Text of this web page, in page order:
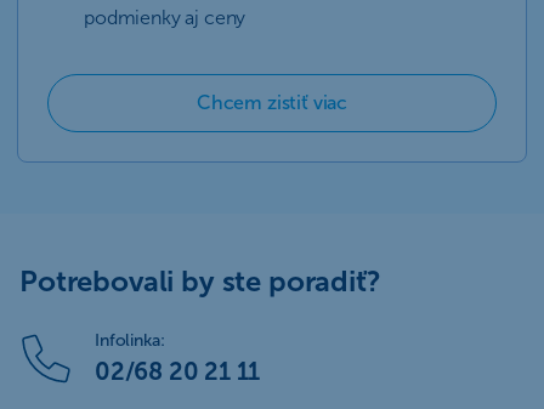
podmienky aj ceny
Chcem zistiť viac
Potrebovali by ste poradiť?
Infolinka:
02/68 20 21 11